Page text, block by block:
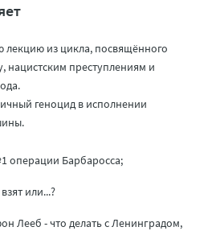
лекцию из цикла, посвящённого
нацистским преступлениям и
геноцид в исполнении
операции Барбаросса;
или...?
Лееб - что делать с Ленинградом,